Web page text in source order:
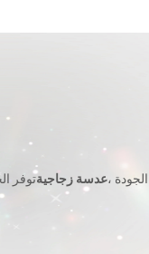
،عدسة زجاجيةتوفر